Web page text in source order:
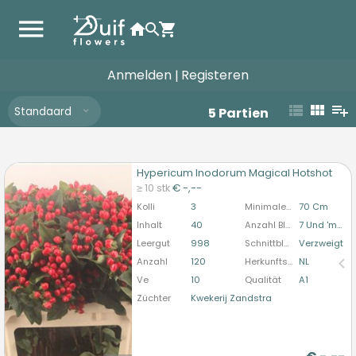
Anmelden | Registeren
Standaard 5 Partien
Hypericum Inodorum Magical Hotshot
≥ 10 stk€ -,--
Kolli 3 Minimale Stiellänge
70 Cm
Inhalt
40 Anzahl Blütenknospen (schnittblumen)
7 Und 'mehr'
Leergut
998 Schnittblumenform
Verzweigt
Anzahl
120 Herkunftsland NL
Ve
10 Qualität
A1
Züchter
Kwekerij Zandstra
Hypericum Inodorum Magical Hotshot
U moet ingelogd zijn om te kunnen kopen.
Hier
bitte anmelden